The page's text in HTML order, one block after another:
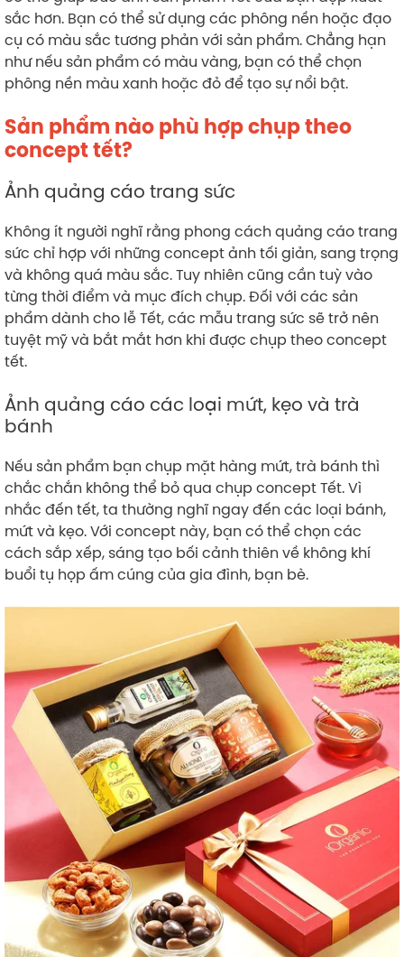
sắc hơn. Bạn có thể sử dụng các phông nền hoặc đạo
cụ có màu sắc tương phản với sản phẩm. Chẳng hạn
như nếu sản phẩm có màu vàng, bạn có thể chọn
phông nền màu xanh hoặc đỏ để tạo sự nổi bật.
Sản phẩm nào phù hợp chụp theo
concept tết?
Ảnh quảng cáo trang sức
Không ít người nghĩ rằng phong cách quảng cáo trang
sức chỉ hợp với những concept ảnh tối giản, sang trọng
và không quá màu sắc. Tuy nhiên cũng cần tuỳ vào
từng thời điểm và mục đích chụp. Đối với các sản
phẩm dành cho lễ Tết, các mẫu trang sức sẽ trở nên
tuyệt mỹ và bắt mắt hơn khi được chụp theo concept
tết.
Ảnh quảng cáo các loại mứt, kẹo và trà
bánh
Nếu sản phẩm bạn chụp mặt hàng mứt, trà bánh thì
chắc chắn không thể bỏ qua chụp concept Tết. Vì
nhắc đến tết, ta thường nghĩ ngay đến các loại bánh,
mứt và kẹo. Với concept này, bạn có thể chọn các
cách sắp xếp, sáng tạo bối cảnh thiên về không khí
buổi tụ họp ấm cúng của gia đình, bạn bè.